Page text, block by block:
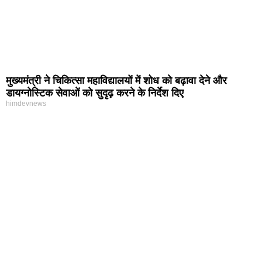
मुख्यमंत्री ने चिकित्सा महाविद्यालयों में शोध को बढ़ावा देने और
डायग्नोस्टिक सेवाओं को सुदृढ़ करने के निर्देश दिए
himdevnews